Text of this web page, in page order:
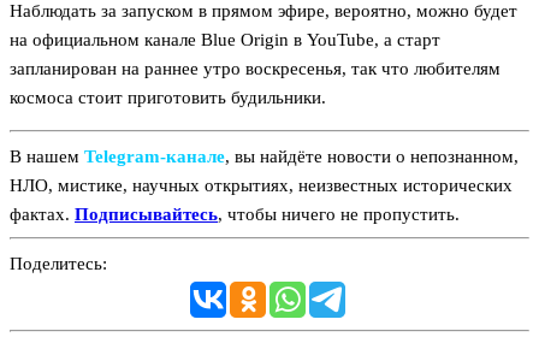
Наблюдать за запуском в прямом эфире, вероятно, можно будет
на официальном канале Blue Origin в YouTube, а старт
запланирован на раннее утро воскресенья, так что любителям
космоса стоит приготовить будильники.
В нашем Telegram‑канале, вы найдёте новости о непознанном,
НЛО, мистике, научных открытиях, неизвестных исторических
фактах. Подписывайтесь, чтобы ничего не пропустить.
Поделитесь: